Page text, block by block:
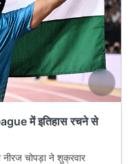
में इतिहास रचने से
चोपड़ा ने शुक्रवार